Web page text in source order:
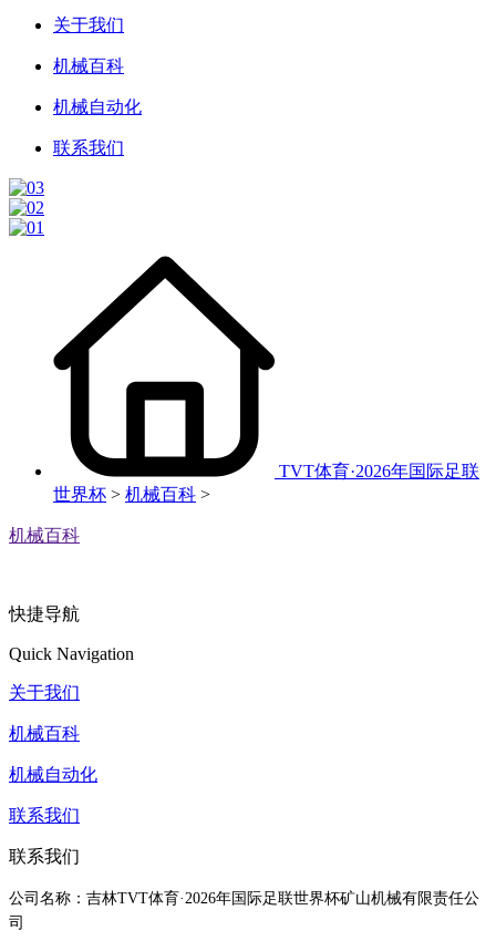
关于我们
机械百科
机械自动化
联系我们
TVT体育·2026年国际足联
世界杯 > 机械百科 >
机械百科
快捷导航
Quick Navigation
关于我们
机械百科
机械自动化
联系我们
联系我们
公司名称：吉林TVT体育·2026年国际足联世界杯矿山机械有限责任公
司